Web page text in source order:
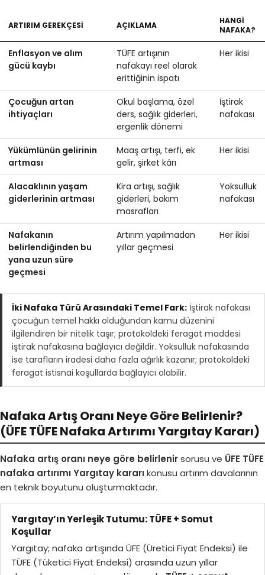
ARTIRIM GEREKÇESI AÇIKLAMA
HANGI
NAFAKA?
Enflasyon ve alım
gücü kaybı
TÜFE artışının
nafakayı reel olarak
erittiğinin ispatı
Her ikisi
Çocuğun artan
ihtiyaçları
Okul başlama, özel
ders, sağlık giderleri,
ergenlik dönemi
İştirak
nafakası
Yükümlünün gelirinin
artması
Maaş artışı, terfi, ek
gelir, şirket kârı
Her ikisi
Alacaklının yaşam
giderlerinin artması
Kira artışı, sağlık
giderleri, bakım
masrafları
Yoksulluk
nafakası
Nafakanın
belirlendiğinden bu
yana uzun süre
geçmesi
Artırım yapılmadan
yıllar geçmesi
Her ikisi
İki Nafaka Türü Arasındaki Temel Fark: İştirak nafakası
çocuğun temel hakkı olduğundan kamu düzenini
ilgilendiren bir nitelik taşır; protokoldeki feragat maddesi
iştirak nafakasına bağlayıcı değildir. Yoksulluk nafakasında
ise tarafların iradesi daha fazla ağırlık kazanır; protokoldeki
feragat istisnai koşullarda bağlayıcı olabilir.
Nafaka Artış Oranı Neye Göre Belirlenir?
(ÜFE TÜFE Nafaka Artırımı Yargıtay Kararı)
Nafaka artış oranı neye göre belirlenirsorusu ve ÜFE TÜFE
nafaka artırımı Yargıtay kararıkonusu artırım davalarının
en teknik boyutunu oluşturmaktadır.
Yargıtay’ın Yerleşik Tutumu: TÜFE + Somut
Koşullar
Yargıtay; nafaka artışında ÜFE (Üretici Fiyat Endeksi) ile
TÜFE (Tüketici Fiyat Endeksi) arasında uzun yıllar